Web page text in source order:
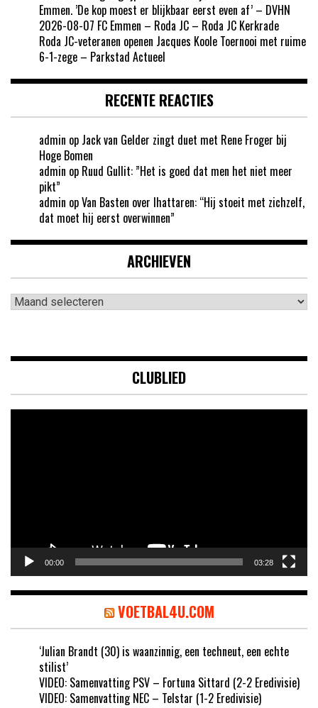
Emmen. ’De kop moest er blijkbaar eerst even af’ – DVHN
2026-08-07 FC Emmen – Roda JC – Roda JC Kerkrade
Roda JC-veteranen openen Jacques Koole Toernooi met ruime
6-1-zege – Parkstad Actueel
RECENTE REACTIES
admin op Jack van Gelder zingt duet met Rene Froger bij
Hoge Bomen
admin op Ruud Gullit: ”Het is goed dat men het niet meer
pikt”
admin opVan Basten over Ihattaren: “Hij stoeit met zichzelf,
dat moet hij eerst overwinnen”
ARCHIEVEN
Archieven
CLUBLIED
00:00 03:28
VOETBAL4U.COM
‘Julian Brandt (30) is waanzinnig, een techneut, een echte
stilist’
VIDEO: Samenvatting PSV – Fortuna Sittard (2-2 Eredivisie)
VIDEO: Samenvatting NEC – Telstar (1-2 Eredivisie)